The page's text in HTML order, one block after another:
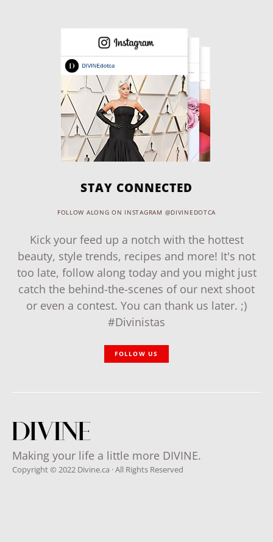
STAY CONNECTED
FOLLOW ALONG ON INSTAGRAM @DIVINEDOTCA
Kick your feed up a notch with the hottest
beauty, style trends, recipes and more! It's not
too late, follow along today and you might just
catch the behind-the-scenes of our next shoot
or even a contest. You can thank us later. ;)
#Divinistas
FOLLOW US
Making your life a little more DIVINE.
Copyright © 2022 Divine.ca · All Rights Reserved